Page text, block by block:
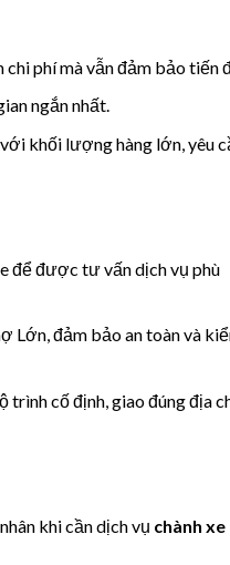
chi phí mà vẫn đảm bảo tiến
ngắn nhất.
khối lượng hàng lớn, yêu
để được tư vấn dịch vụ phù
Lớn, đảm bảo an toàn và
trình cố định, giao đúng địa
khi cần dịch vụ chành xe